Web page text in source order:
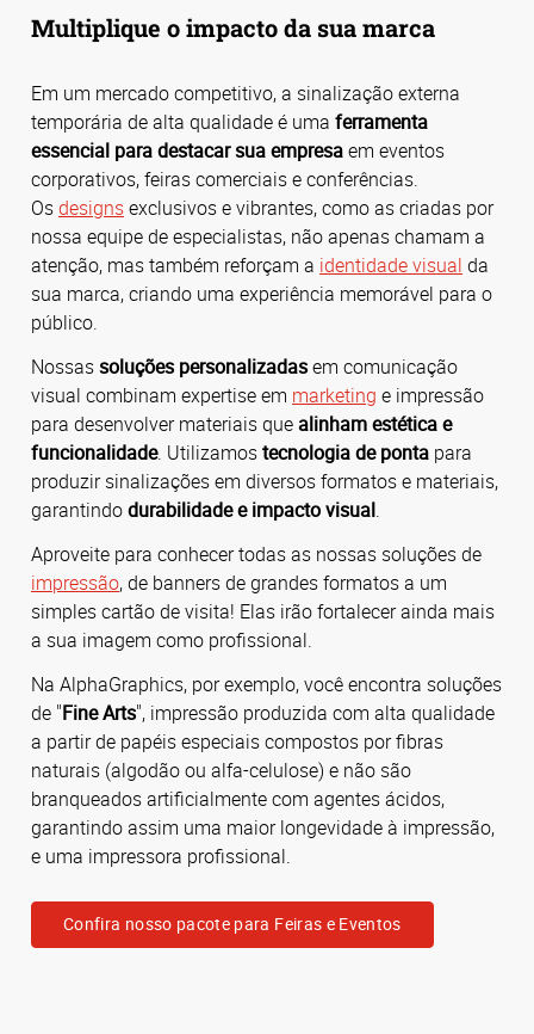
Multiplique o impacto da sua marca
Em um mercado competitivo, a sinalização externa
temporária de alta qualidade é uma ferramenta
essencial para destacar sua empresaem eventos
corporativos, feiras comerciais e conferências.
Osdesignsexclusivos e vibrantes, como as criadas por
nossa equipe de especialistas, não apenas chamam a
atenção, mas também reforçam a identidade visual da
sua marca, criando uma experiência memorável para o
público.
Nossassoluções personalizadasem comunicação
visual combinam expertise em marketing e impressão
para desenvolver materiais quealinham estética e
funcionalidade. Utilizamostecnologia de ponta para
produzir sinalizações em diversos formatos e materiais,
garantindodurabilidade e impacto visual.
Aproveite para conhecer todas as nossas soluções de
impressão, de banners de grandes formatos a um
simples cartão de visita! Elas irão fortalecer ainda mais
a sua imagem como profissional.
Na AlphaGraphics, por exemplo, você encontra soluções
de "Fine Arts", impressão produzida com alta qualidade
a partir de papéis especiais compostos por fibras
naturais (algodão ou alfa-celulose) e não são
branqueados artificialmente com agentes ácidos,
garantindo assim uma maior longevidade à impressão,
e uma impressora profissional.
Confira nosso pacote para Feiras e Eventos